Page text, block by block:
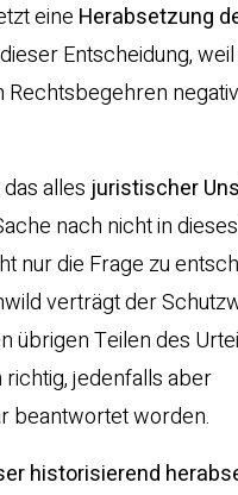
eine Herabsetzung
dieser Entscheidung,
Rechtsbegehren negativ
alles juristischer
nach nicht in
nur die Frage zu
verträgt der
übrigen Teilen des
jedenfalls aber
beantwortet worden.
historisierend